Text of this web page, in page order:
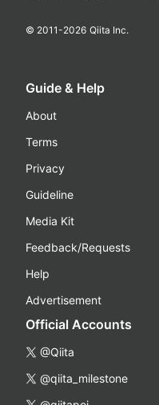
© 2011-2026 Qiita Inc.
Guide & Help
About
Terms
Privacy
Guideline
Media Kit
Feedback/Requests
Help
Advertisement
Official Accounts
@Qiita
@qiita_milestone